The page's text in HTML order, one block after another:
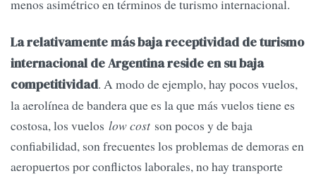
menos asimétrico en términos de turismo internacional.
La relativamente más baja receptividad de turismo
internacional de Argentina reside en su baja
competitividad. A modo de ejemplo, hay pocos vuelos,
la aerolínea de bandera que es la que más vuelos tiene es
costosa, los vuelos low cost son pocos y de baja
confiabilidad, son frecuentes los problemas de demoras en
aeropuertos por conflictos laborales, no hay transporte